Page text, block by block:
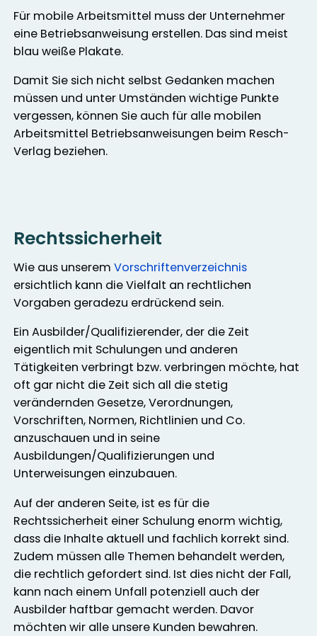
Für mobile Arbeitsmittel muss der Unternehmer
eine Betriebsanweisung erstellen. Das sind meist
blau weiße Plakate.
Damit Sie sich nicht selbst Gedanken machen
müssen und unter Umständen wichtige Punkte
vergessen, können Sie auch für alle mobilen
Arbeitsmittel Betriebsanweisungen beim Resch-
Verlag beziehen.
Rechtssicherheit
Wie aus unseremVorschriftenverzeichnis
ersichtlich kann die Vielfalt an rechtlichen
Vorgaben geradezu erdrückend sein.
Ein Ausbilder/Qualifizierender, der die Zeit
eigentlich mit Schulungen und anderen
Tätigkeiten verbringt bzw. verbringen möchte, hat
oft gar nicht die Zeit sich all die stetig
verändernden Gesetze, Verordnungen,
Vorschriften, Normen, Richtlinien und Co.
anzuschauen und in seine
Ausbildungen/Qualifizierungen und
Unterweisungen einzubauen.
Auf der anderen Seite, ist es für die
Rechtssicherheit einer Schulung enorm wichtig,
dass die Inhalte aktuell und fachlich korrekt sind.
Zudem müssen alle Themen behandelt werden,
die rechtlich gefordert sind. Ist dies nicht der Fall,
kann nach einem Unfall potenziell auch der
Ausbilder haftbar gemacht werden. Davor
möchten wir alle unsere Kunden bewahren.